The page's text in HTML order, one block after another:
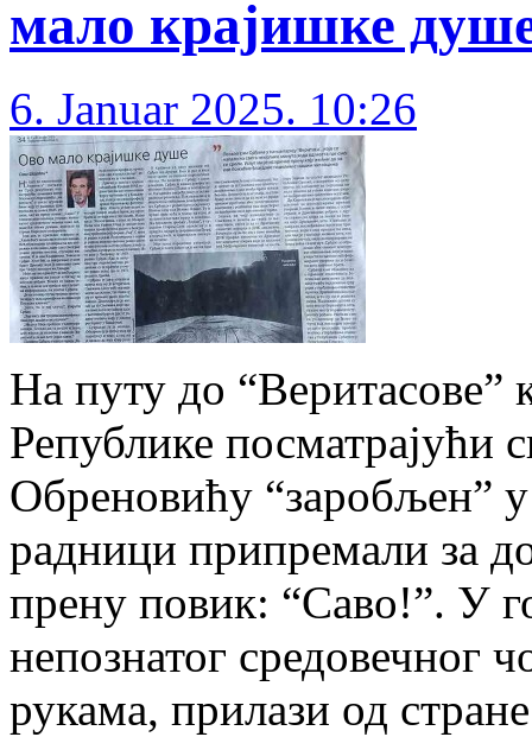
мало крајишке
6. Januar 2025. 10:26
На путу до “Веритасове”
Републике
Обреновићу “заробљен”
радници припремали за
прену повик: “Саво!”. У
непознатог средовечног
рукама, прилази од